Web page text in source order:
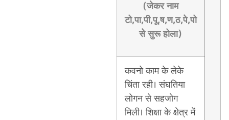
(जेकर नाम
टो,पा,पी,पू,ष,ण,ठ,पे,पो
से सुरू होला)
कवनो काम के लेके
चिंता रही। संघतिया
लोगन से सहजोग
मिली। शिक्षा के क्षेत्र में